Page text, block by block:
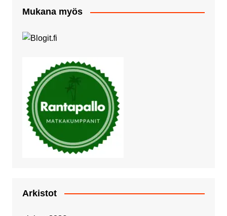
Mukana myös
Arkistot